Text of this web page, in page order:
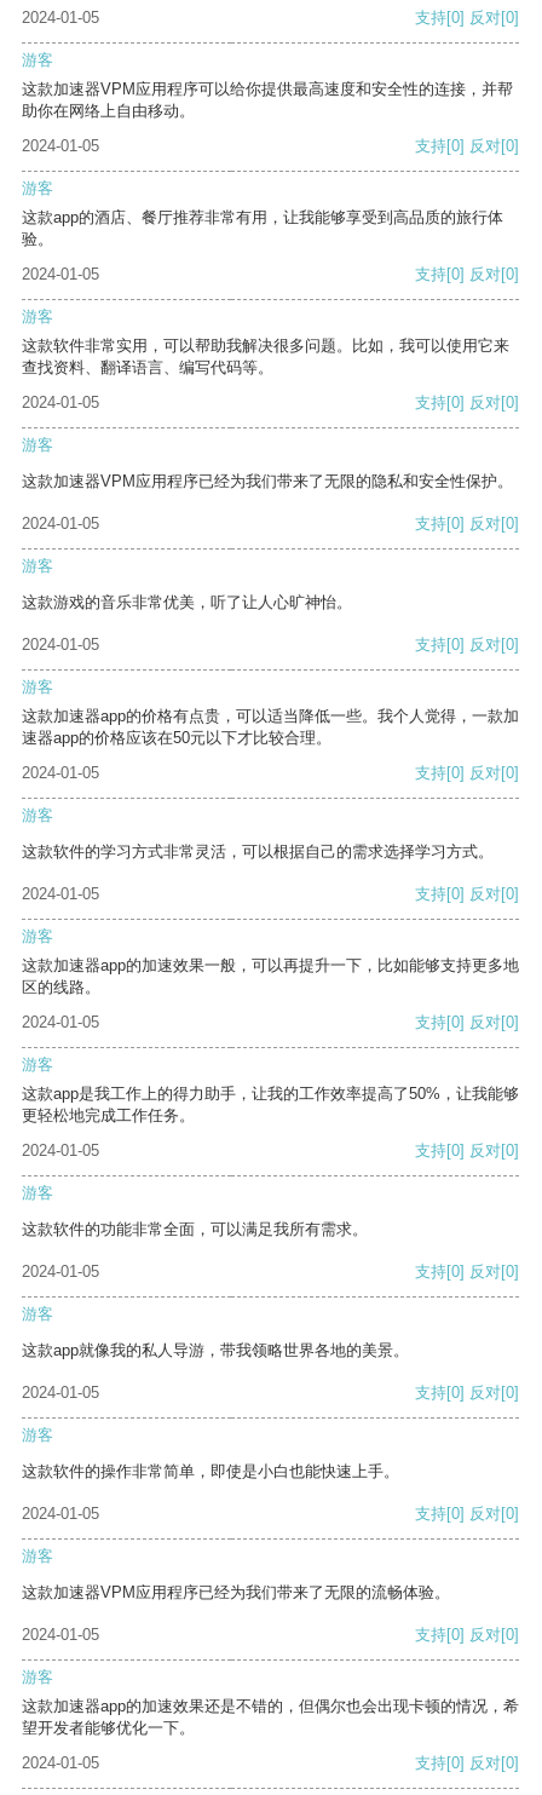
2024-01-05 支持[0] 反对[0]
游客
这款加速器VPM应用程序可以给你提供最高速度和安全性的连接，并帮
助你在网络上自由移动。
2024-01-05
支持[0] 反对[0]
游客
这款app的酒店、餐厅推荐非常有用，让我能够享受到高品质的旅行体
验。
2024-01-05
支持[0] 反对[0]
游客
这款软件非常实用，可以帮助我解决很多问题。比如，我可以使用它来
查找资料、翻译语言、编写代码等。
2024-01-05
支持[0] 反对[0]
游客
这款加速器VPM应用程序已经为我们带来了无限的隐私和安全性保护。
2024-01-05 支持[0] 反对[0]
游客
这款游戏的音乐非常优美，听了让人心旷神怡。
2024-01-05 支持[0] 反对[0]
游客
这款加速器app的价格有点贵，可以适当降低一些。我个人觉得，一款加
速器app的价格应该在50元以下才比较合理。
2024-01-05
支持[0] 反对[0]
游客
这款软件的学习方式非常灵活，可以根据自己的需求选择学习方式。
2024-01-05 支持[0] 反对[0]
游客
这款加速器app的加速效果一般，可以再提升一下，比如能够支持更多地
区的线路。
2024-01-05
支持[0] 反对[0]
游客
这款app是我工作上的得力助手，让我的工作效率提高了50%，让我能够
更轻松地完成工作任务。
2024-01-05
支持[0] 反对[0]
游客
这款软件的功能非常全面，可以满足我所有需求。
2024-01-05 支持[0] 反对[0]
游客
这款app就像我的私人导游，带我领略世界各地的美景。
2024-01-05 支持[0] 反对[0]
游客
这款软件的操作非常简单，即使是小白也能快速上手。
2024-01-05 支持[0] 反对[0]
游客
这款加速器VPM应用程序已经为我们带来了无限的流畅体验。
2024-01-05 支持[0] 反对[0]
游客
这款加速器app的加速效果还是不错的，但偶尔也会出现卡顿的情况，希
望开发者能够优化一下。
2024-01-05
支持[0] 反对[0]